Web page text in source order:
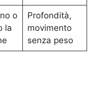
o
la
Profondità,
movimento
senza peso